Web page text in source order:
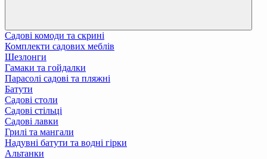
Садові комоди та скрині
Комплекти садових меблів
Шезлонги
Гамаки та гойдалки
Парасолі садові та пляжні
Батути
Садові столи
Садові стільці
Садові лавки
Грилі та мангали
Надувні батути та водні гірки
Альтанки